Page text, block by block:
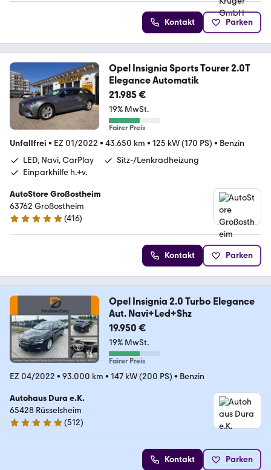
Kontakt Parken
Opel Insignia Sports Tourer 2.0T
Elegance Automatik
21.985 €
19% MwSt.
Fairer Preis
Unfallfrei • EZ 01/2022 • 43.650 km • 125 kW (170 PS) • Benzin
LED, Navi, CarPlay
Sitz-/Lenkradheizung
Einparkhilfe h.+v.
AutoStore Großostheim
63762 Großostheim
5 Sterne
(416)
Kontakt Parken
Opel Insignia 2.0 Turbo Elegance
Aut. Navi+Led+Shz
19.950 €
19% MwSt.
Fairer Preis
EZ 04/2022 • 93.000 km • 147 kW (200 PS) • Benzin
Autohaus Dura e.K.
65428 Rüsselsheim
4.8 Sterne
(512)
Kontakt Parken